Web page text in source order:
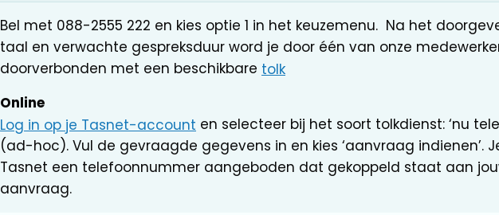
Bel met 088-2555 222 en kies optie 1 in het keuzemenu. Na het
taal en verwachte gespreksduur word je door één van onze
doorverbonden met een beschikbare tolk
Online
Log in op je Tasnet-account en selecteer bij het soort tolkdienst: ‘nu
(ad-hoc). Vul de gevraagde gegevens in en kies ‘aanvraag indienen’.
Tasnet een telefoonnummer aangeboden dat gekoppeld staat aan
aanvraag.